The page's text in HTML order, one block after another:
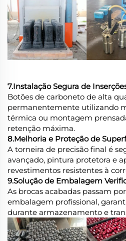
7.Instalação Segura de
Botões de carboneto de alta
permanentemente utilizando
térmica ou montagem
retenção máxima.
8.Melhoria e Proteção de
A torneira de precisão final é
avançado, pintura protetora e
revestimentos resistentes à
9.Solução de Embalagem
As brocas acabadas passam
embalagem profissional,
durante armazenamento e